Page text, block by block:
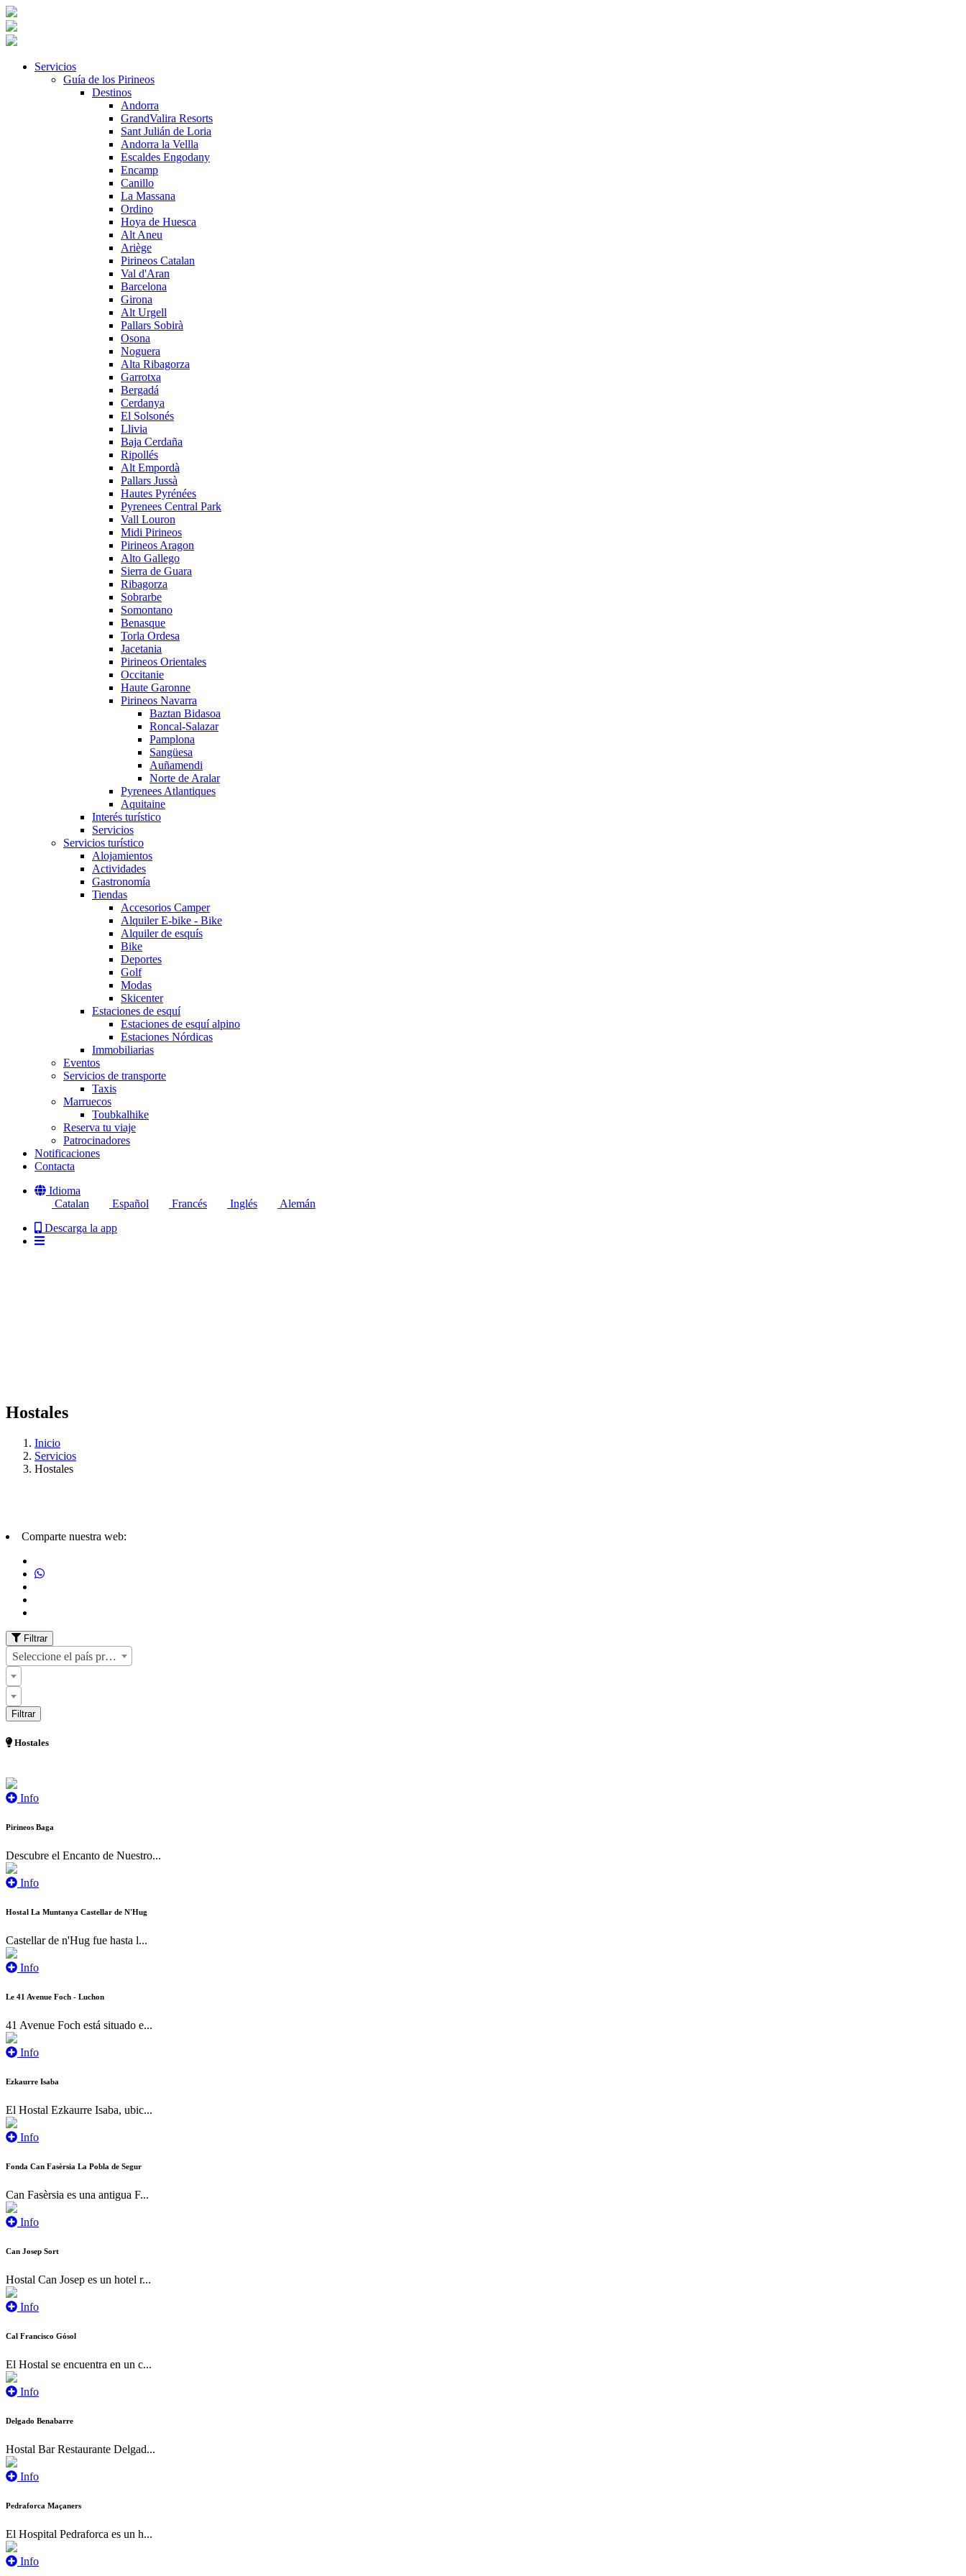
Servicios
Guía de los Pirineos
Destinos
Andorra
GrandValira Resorts
Sant Julián de Loria
Andorra la Vellla
Escaldes Engodany
Encamp
Canillo
La Massana
Ordino
Hoya de Huesca
Alt Aneu
Ariège
Pirineos Catalan
Val d'Aran
Barcelona
Girona
Alt Urgell
Pallars Sobirà
Osona
Noguera
Alta Ribagorza
Garrotxa
Bergadá
Cerdanya
El Solsonés
Llivia
Baja Cerdaña
Ripollés
Alt Empordà
Pallars Jussà
Hautes Pyrénées
Pyrenees Central Park
Vall Louron
Midi Pirineos
Pirineos Aragon
Alto Gallego
Sierra de Guara
Ribagorza
Sobrarbe
Somontano
Benasque
Torla Ordesa
Jacetania
Pirineos Orientales
Occitanie
Haute Garonne
Pirineos Navarra
Baztan Bidasoa
Roncal-Salazar
Pamplona
Sangüesa
Auñamendi
Norte de Aralar
Pyrenees Atlantiques
Aquitaine
Interés turístico
Servicios
Servicios turístico
Alojamientos
Actividades
Gastronomía
Tiendas
Accesorios Camper
Alquiler E-bike - Bike
Alquiler de esquís
Bike
Deportes
Golf
Modas
Skicenter
Estaciones de esquí
Estaciones de esquí alpino
Estaciones Nórdicas
Immobiliarias
Eventos
Servicios de transporte
Taxis
Marruecos
Toubkalhike
Reserva tu viaje
Patrocinadores
Notificaciones
Contacta
Idioma
Catalan
Español Francés Inglés
Alemán
Descarga la app
Hostales
Inicio
Servicios
Hostales
Comparte nuestra web:
Filtrar
Seleccione el país primero
Hostales
Info
Pirineos Baga
Descubre el Encanto de Nuestro...
Info
Hostal La Muntanya Castellar de N'Hug
Castellar de n'Hug fue hasta l...
Info
Le 41 Avenue Foch - Luchon
41 Avenue Foch está situado e...
Info
Ezkaurre Isaba
El Hostal Ezkaurre Isaba, ubic...
Info
Fonda Can Fasèrsia La Pobla de Segur
Can Fasèrsia es una antigua F...
Info
Can Josep Sort
Hostal Can Josep es un hotel r...
Info
Cal Francisco Gósol
El Hostal se encuentra en un c...
Info
Delgado Benabarre
Hostal Bar Restaurante Delgad...
Info
Pedraforca Maçaners
El Hospital Pedraforca es un h...
Info